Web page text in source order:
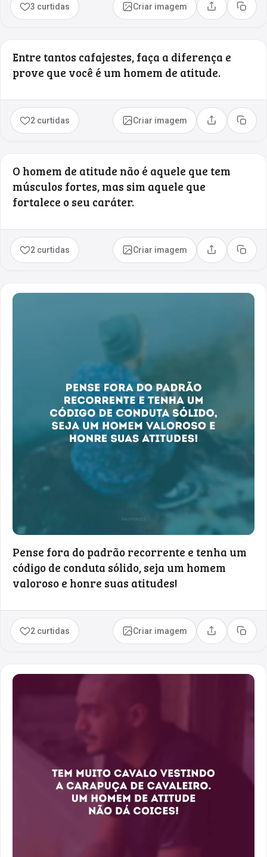
3 curtidas Criar imagem Compartilhar
Copiar
Entre tantos cafajestes, faça a diferença e
prove que você é um homem de atitude.
2 curtidas Criar imagem Compartilhar
Copiar
O homem de atitude não é aquele que tem
músculos fortes, mas sim aquele que
fortalece o seu caráter.
2 curtidas Criar imagem Compartilhar
Copiar
Pense fora do padrão recorrente e tenha um
código de conduta sólido, seja um homem
valoroso e honre suas atitudes!
2 curtidas Criar imagem Compartilhar
Copiar